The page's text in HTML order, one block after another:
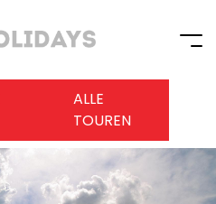
ALLE
TOUREN